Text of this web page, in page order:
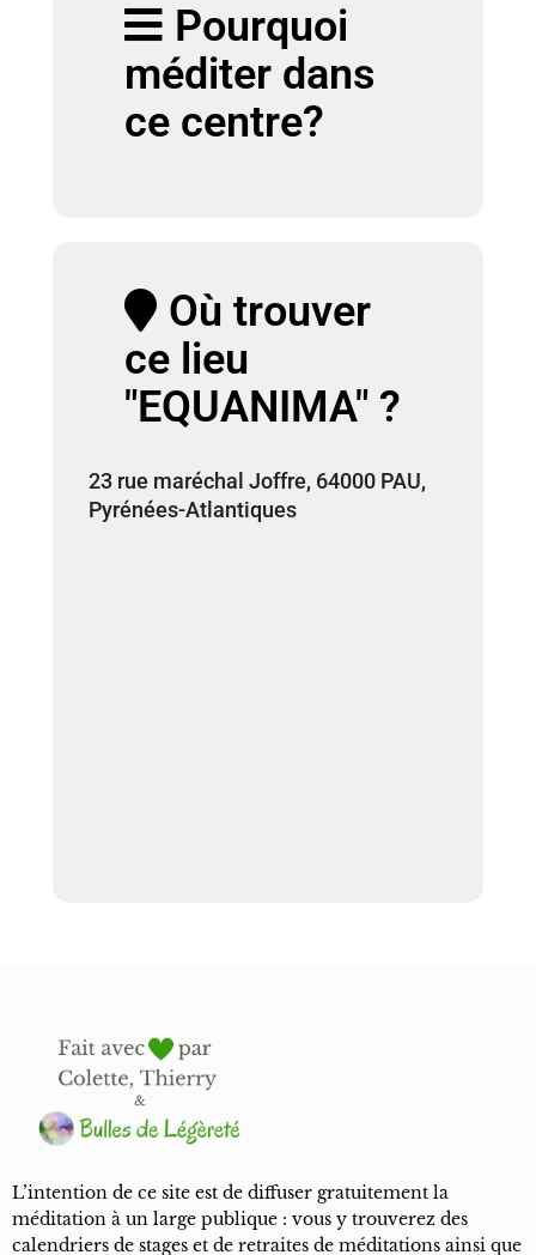
Pourquoi
méditer dans
ce centre?
Où trouver
ce lieu
"EQUANIMA" ?
23 rue maréchal Joffre, 64000 PAU,
Pyrénées-Atlantiques
L’intention de ce site est de diffuser gratuitement la
méditation à un large publique : vous y trouverez des
calendriers de stages et de retraites de méditations ainsi que